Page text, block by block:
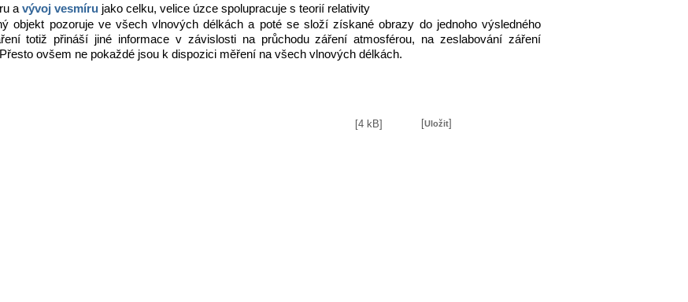
avývoj vesmíru jako celku, velice úzce spolupracuje s teorií relativity
objekt pozoruje ve všech vlnových délkách a poté se složí získané obrazy do jednoho výsledného
totiž přináší jiné informace v závislosti na průchodu záření atmosférou, na zeslabování záření
ovšem ne pokaždé jsou k dispozici měření na všech vlnových délkách.
[4 kB] [Uložit]